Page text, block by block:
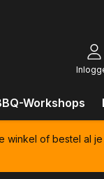
Workshops
winkel of bestel al